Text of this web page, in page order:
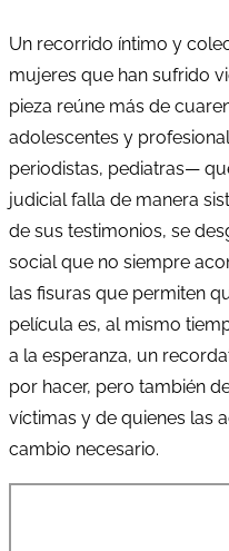
Un recorrido íntimo y
mujeres que han sufrido
pieza reúne más de
adolescentes y
periodistas, pediatras—
judicial falla de manera
de sus testimonios, se
social que no siempre
las fisuras que permiten
película es, al mismo
a la esperanza, un
por hacer, pero también
víctimas y de quienes las
cambio necesario.